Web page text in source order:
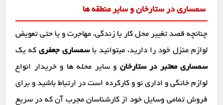
سمساری در ستارخان و سایر منطقه ها
چنانچه قصد تغییر محل کار یا زندگی، مهاجرت و یا حتی تعویض
لوازم منزل خود را دارید، میتوانید باسمساری جعفری که یک
سمساری معتبر در ستارخان و سایر محله ها و خریدار انواع
لوازم خانگی و اداری نو و کارکرده است در ارتباط باشید و برای
فروش تمامی وسایل خود از کارشناسان مجرب آن که در سریع